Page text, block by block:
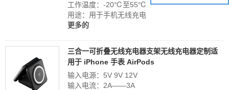
工作温度：-20℃至55℃
用途：用于手机无线充电
更多的
三合一可折叠无线充电器支架无线充电器定制适
用于 iPhone 手表 AirPods
输入电源：5V 9V 12V
输入电流：2A——3A